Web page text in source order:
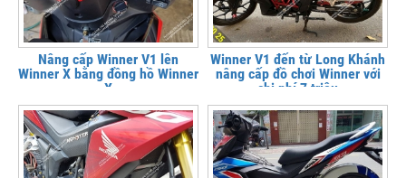
Nâng cấp Winner V1 lên
Winner X bằng đồng hồ Winner
X
Winner V1 đến từ Long Khánh
nâng cấp đồ chơi Winner với
chi phí 7 triệu